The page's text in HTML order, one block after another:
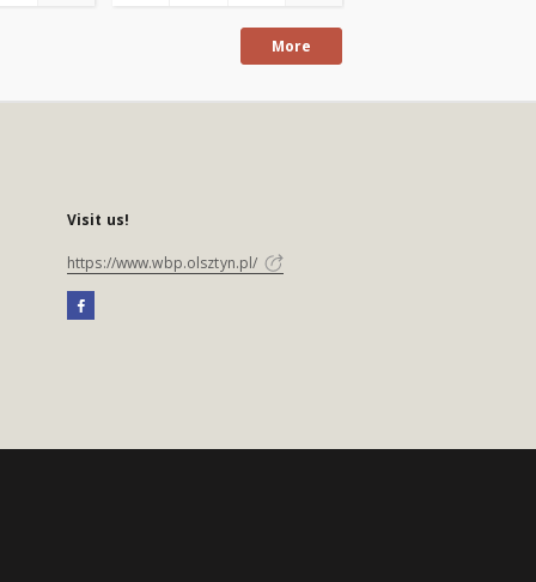
More
Visit us!
https://www.wbp.olsztyn.pl/